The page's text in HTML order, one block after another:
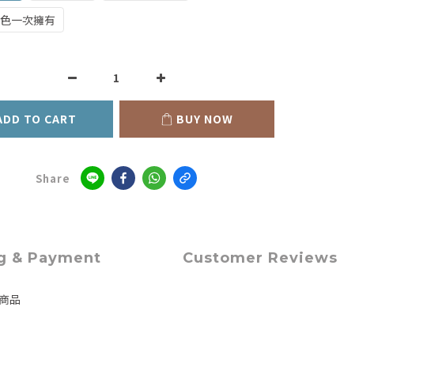
一次擁有
TO CART BUY NOW
Share
& Payment Customer Reviews
品